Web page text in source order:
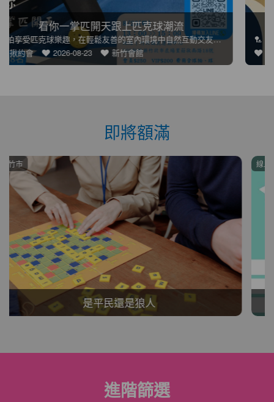
🏸羽球派對：歡樂球敘聯誼
趣約會
2026-09-27 台中會館
即將額滿
9月份聊天畫虎藍套路班3
線上授課
進階篩選